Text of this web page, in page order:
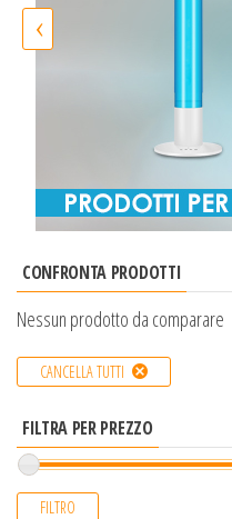
‹
CONFRONTA PRODOTTI
Nessun prodotto da comparare
CANCELLA TUTTI
FILTRA PER PREZZO
FILTRO